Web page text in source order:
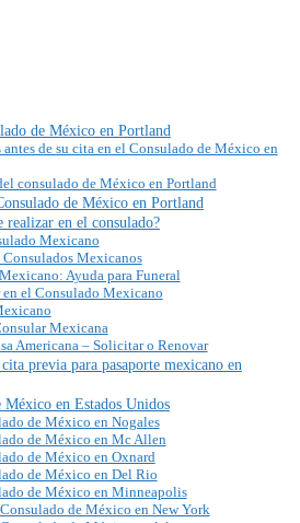
de México en Portland
de su cita en el Consulado de México en
consulado de México en Portland
de México en Portland
realizar en el consulado?
Mexicano
Consulados Mexicanos
Ayuda para Funeral
en el Consulado Mexicano
Mexicana
Americana – Solicitar o Renovar
previa para pasaporte mexicano en
México en Estados Unidos
de México en Nogales
de México en Mc Allen
de México en Oxnard
de México en Del Rio
de México en Minneapolis
de México en New York